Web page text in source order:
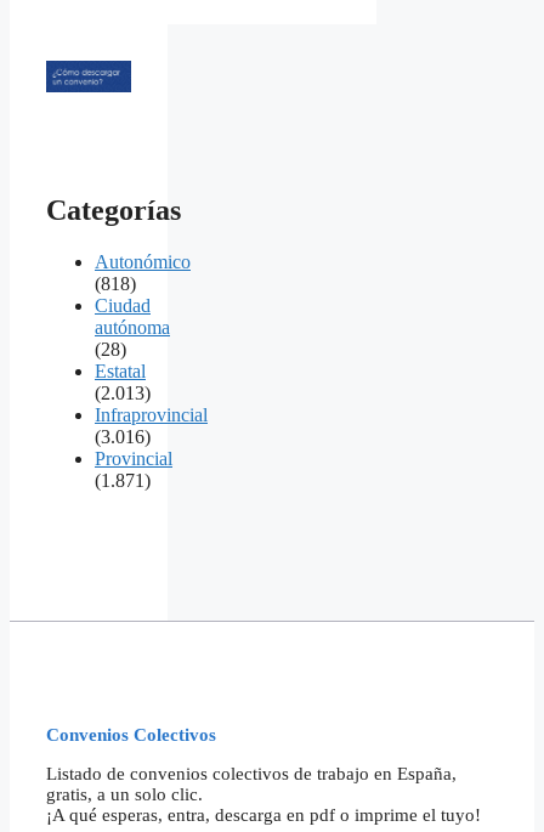
Categorías
Autonómico
(818)
Ciudad
autónoma
(28)
Estatal
(2.013)
Infraprovincial
(3.016)
Provincial
(1.871)
Convenios Colectivos
Listado de convenios colectivos de trabajo en España,
gratis, a un solo clic.
¡A qué esperas, entra, descarga en pdf o imprime el tuyo!